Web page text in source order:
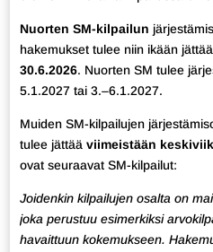
Nuorten SM-kilpailun
hakemukset tulee niin ikään jättää
30.6.2026. Nuorten SM tulee
5.1.2027 tai 3.–6.1.2027.
Muiden SM-kilpailujen
tulee jättää viimeistään
ovat seuraavat SM-kilpailut:
Joidenkin kilpailujen osalta on
joka perustuu esimerkiksi
havaittuun kokemukseen.